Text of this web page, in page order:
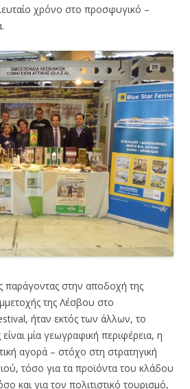
χρόνο στο προσφυγικό –
παράγοντας στην αποδοχή της
της Λέσβου στο
ήταν εκτός των άλλων, το
μία γεωγραφική περιφέρεια, η
αγορά – στόχο στη στρατηγική
τόσο για τα προϊόντα του κλάδου
και για τον πολιτιστικό τουρισμό,